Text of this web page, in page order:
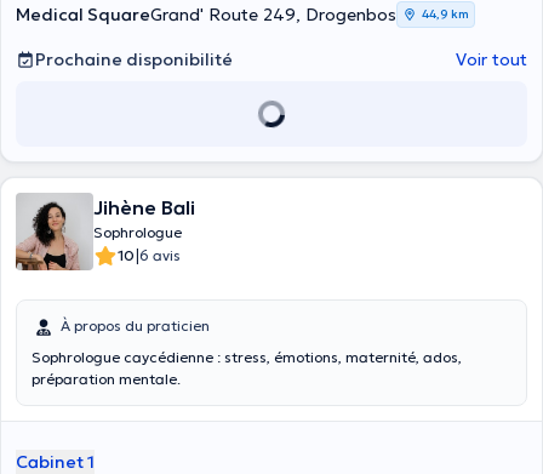
Medical SquareGrand' Route 249, Drogenbos 44,9 km
Prochaine disponibilité Voir tout
Jihène Bali
Sophrologue
10|6 avis
À propos du praticien
Sophrologue caycédienne : stress, émotions, maternité, ados,
préparation mentale.
Cabinet 1